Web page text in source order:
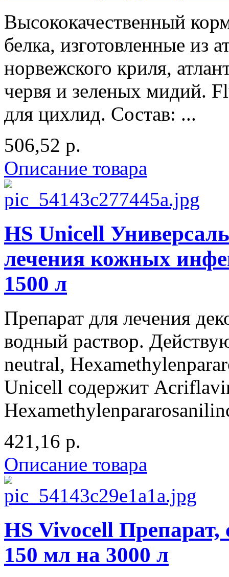
Высококачественный
белка, изготовленные из
норвежского криля,
червя и зеленых мидий.
для цихлид. Состав: ...
506,52 р.
Описание товара
HS Unicell
лечения кожных
1500 л
Препарат для лечения
водный раствор.
neutral,
Unicell содержит
421,16 р.
Описание товара
HS Vivocell
150 мл на 3000 л